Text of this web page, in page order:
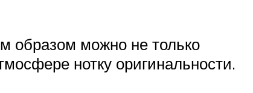
образом можно не только
нотку оригинальности.